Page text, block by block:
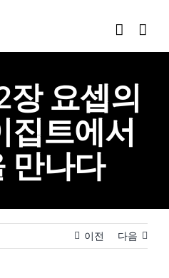
요셉의
집트에서
만나다
이전 다음